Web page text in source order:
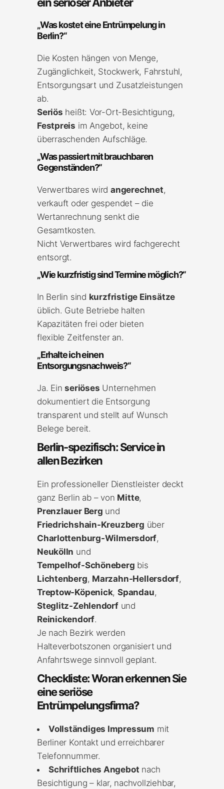
ein seriöser Anbieter
„Was kostet eine Entrümpelung in
Berlin?“
Die Kosten hängen von Menge,
Zugänglichkeit, Stockwerk, Fahrstuhl,
Entsorgungsart und Zusatzleistungen
ab.
Seriös heißt: Vor-Ort-Besichtigung,
Festpreis im Angebot, keine
überraschenden Aufschläge.
„Was passiert mit brauchbaren
Gegenständen?“
Verwertbares wirdangerechnet,
verkauft oder gespendet – die
Wertanrechnung senkt die
Gesamtkosten.
Nicht Verwertbares wird fachgerecht
entsorgt.
„Wie kurzfristig sind Termine möglich?“
In Berlin sind kurzfristige Einsätze
üblich. Gute Betriebe halten
Kapazitäten frei oder bieten
flexible Zeitfenster an.
„Erhalte ich einen
Entsorgungsnachweis?“
Ja. Einseriöses Unternehmen
dokumentiert die Entsorgung
transparent und stellt auf Wunsch
Belege bereit.
Berlin-spezifisch: Service in
allen Bezirken
Ein professioneller Dienstleister deckt
ganz Berlin ab – von Mitte,
Prenzlauer Berg und
Friedrichshain-Kreuzberg über
Charlottenburg-Wilmersdorf,
Neukölln und
Tempelhof-Schöneberg bis
Lichtenberg, Marzahn-Hellersdorf,
Treptow-Köpenick,Spandau,
Steglitz-Zehlendorfund
Reinickendorf.
Je nach Bezirk werden
Halteverbotszonen organisiert und
Anfahrtswege sinnvoll geplant.
Checkliste: Woran erkennen Sie
eine seriöse
Entrümpelungsfirma?
Vollständiges Impressum mit
Berliner Kontakt und erreichbarer
Telefonnummer.
Schriftliches Angebot nach
Besichtigung – klar, nachvollziehbar,